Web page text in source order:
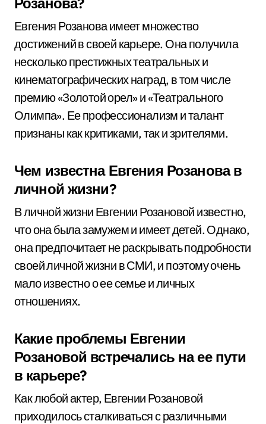
Евгения Розанова имеет множество
достижений в своей карьере. Она получила
несколько престижных театральных и
кинематографических наград, в том числе
премию «Золотой орел» и «Театрального
Олимпа». Ее профессионализм и талант
признаны как критиками, так и зрителями.
Чем известна Евгения Розанова в
личной жизни?
В личной жизни Евгении Розановой известно,
что она была замужем и имеет детей. Однако,
она предпочитает не раскрывать подробности
своей личной жизни в СМИ, и поэтому очень
мало известно о ее семье и личных
отношениях.
Какие проблемы Евгении
Розановой встречались на ее пути
в карьере?
Как любой актер, Евгении Розановой
приходилось сталкиваться с различными